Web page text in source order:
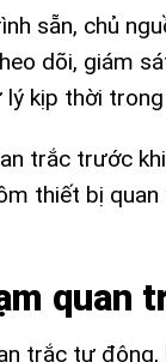
sẵn, chủ
dõi, giám
kịp thời
trắc trước
thiết bị
quan
trắc tự